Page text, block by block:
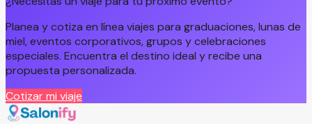
Planea y cotiza en línea viajes para graduaciones, lunas de
miel, eventos corporativos, grupos y celebraciones
especiales. Encuentra el destino ideal y recibe una
propuesta personalizada.
Cotizar mi viaje